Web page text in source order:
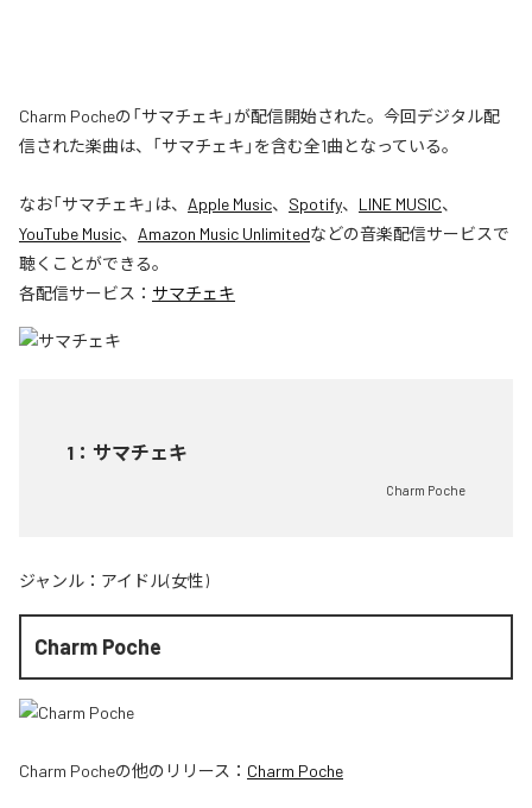
Charm Pocheの「サマチェキ」が配信開始された。今回デジタル配
信された楽曲は、「サマチェキ」を含む全1曲となっている。
なお「サマチェキ 」は、 Apple Music、 Spotify、 LINE MUSIC、
YouTube Music、 Amazon Music Unlimitedなどの音楽配信サービスで
聴くことができる。
各配信サービス： サマチェキ
1 ： サマチェキ
Charm Poche
ジャンル： アイドル(女性)
Charm Poche
Charm Pocheの他のリリース： Charm Poche